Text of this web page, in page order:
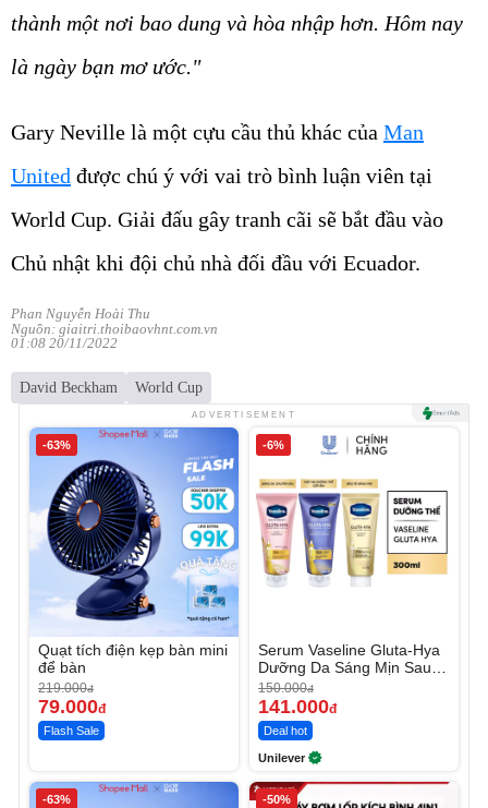
thành một nơi bao dung và hòa nhập hơn. Hôm nay
là ngày bạn mơ ước."
Gary Neville là một cựu cầu thủ khác của Man
United được chú ý với vai trò bình luận viên tại
World Cup. Giải đấu gây tranh cãi sẽ bắt đầu vào
Chủ nhật khi đội chủ nhà đối đầu với Ecuador.
Phan Nguyễn Hoài Thu
Nguồn: giaitri.thoibaovhnt.com.vn
01:08 20/11/2022
David Beckham World Cup
ADVERTISEMENT
-63%
Quạt tích điện kẹp bàn mini
để bàn
219.000đ
79.000đ
Flash Sale
-6%
Serum Vaseline Gluta-Hya
Dưỡng Da Sáng Mịn Sau 7
Ngày
150.000đ
141.000đ
Deal hot
Unilever
-63% -50%